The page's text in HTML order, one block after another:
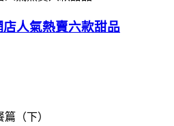
店人氣熱賣六款甜品